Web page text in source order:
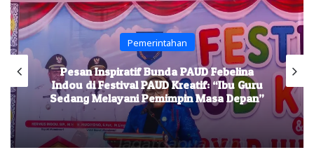
Pemerintahan
Pesan Inspiratif Bunda PAUD Febelina
Indou di Festival PAUD Kreatif: “Ibu Guru
Sedang Melayani Pemimpin Masa Depan”